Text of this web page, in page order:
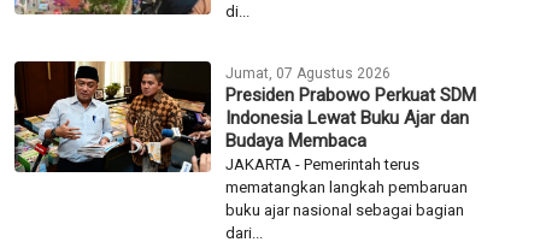
di...
Jumat, 07 Agustus 2026
Presiden Prabowo Perkuat SDM
Indonesia Lewat Buku Ajar dan
Budaya Membaca
JAKARTA - Pemerintah terus
mematangkan langkah pembaruan
buku ajar nasional sebagai bagian
dari...